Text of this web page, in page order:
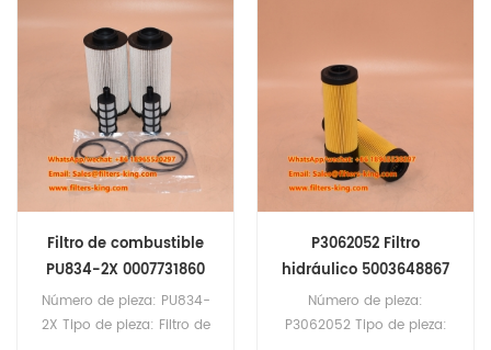
60pcs S2340-11510 Filtro de
combustible equivalente a
BF7967 FF5138 2446U175S3
Uso para Hino 13 B, Ho 6 CT,
Ho 7 C, Ho 7 D, J 07 C, J 08
C, Wo 6 D.
724670 Uso para Manitou
MRT 1330, MRT 1430, MRT
1440, MRT 1540, MRT 1542.
Filtro de combustible
PU834-2X 0007731860
para Lexion 620
Número de pieza: PU834-
2X Tipo de pieza: Filtro de
P3062052 Filtro
hidráulico 5003648867
para HR16
Número de pieza:
P3062052 Tipo de pieza: